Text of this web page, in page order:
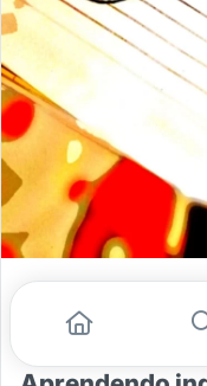
Maria Luiza
jan. 15, 2021 -